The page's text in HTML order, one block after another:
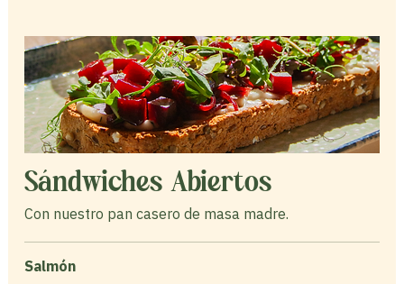
Sándwiches Abiertos
Con nuestro pan casero de masa madre.
Salmón